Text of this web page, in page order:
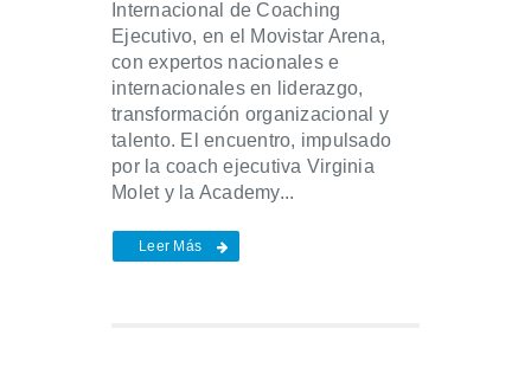
Internacional de Coaching
Ejecutivo, en el Movistar Arena,
con expertos nacionales e
internacionales en liderazgo,
transformación organizacional y
talento. El encuentro, impulsado
por la coach ejecutiva Virginia
Molet y la Academy...
Leer Más